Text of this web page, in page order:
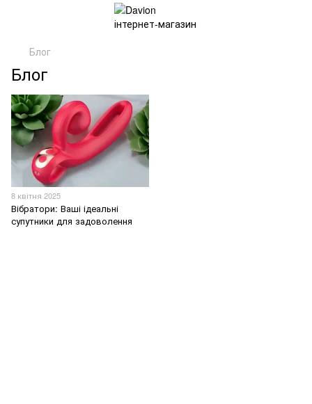
Блог
Блог
8 квітня 2025
Вібратори: Ваші ідеальні
супутники для задоволення